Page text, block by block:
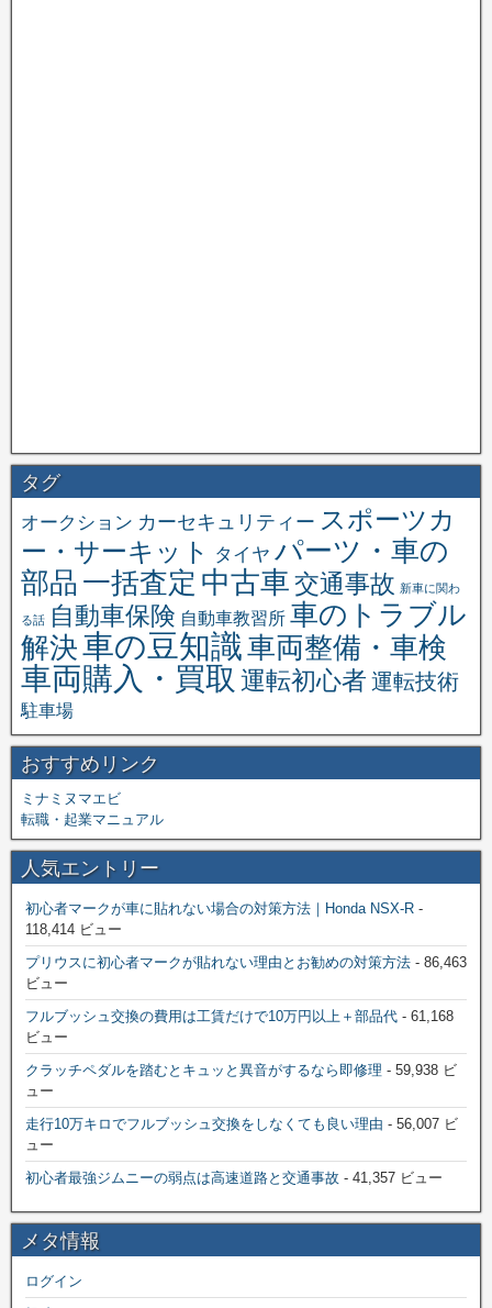
タグ
オークション カーセキュリティー スポーツカ
ー・サーキット
タイヤ パーツ・車の
部品 一括査定 中古車 交通事故 新車に関わ
る話 自動車保険 自動車教習所 車のトラブル
解決車の豆知識車両整備・車検
車両購入・買取 運転初心者 運転技術
駐車場
おすすめリンク
ミナミヌマエビ
転職・起業マニュアル
人気エントリー
初心者マークが車に貼れない場合の対策方法｜Honda NSX-R -
118,414 ビュー
プリウスに初心者マークが貼れない理由とお勧めの対策方法 - 86,463
ビュー
フルブッシュ交換の費用は工賃だけで10万円以上＋部品代 - 61,168
ビュー
クラッチペダルを踏むとキュッと異音がするなら即修理 - 59,938 ビ
ュー
走行10万キロでフルブッシュ交換をしなくても良い理由 - 56,007 ビ
ュー
初心者最強ジムニーの弱点は高速道路と交通事故 - 41,357 ビュー
メタ情報
ログイン